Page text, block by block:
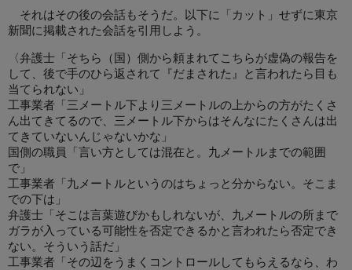
それはその後の会話もそうだ。以下に「カット」せずに東京
新聞に掲載された会話を引用しよう。
〈弁護士「そちら（国）側から頼まれてこちらが虚偽の報告を
して、後で手のひら返されて『だまされた』と言われたら目も
当てられない」
工事業者「三メートル下より三メートルの上からの方がたくさ
ん出てきてるので、三メートル下からはそんなにたくさんは出
てきていないんじゃないかな」
国側の職員「言い方としては混在と。九メートルまでの範囲
で」
工事業者「九メートルというのはちょっと分からない。そこま
での下は」
弁護士「そこは言葉遊びかもしれないが、九メートルの所まで
ガラが入っている可能性を否定できるかと言われたら否定でき
ない。そういう話だ」
工事業者「その辺をうまくコントロールしてもらえるなら、わ